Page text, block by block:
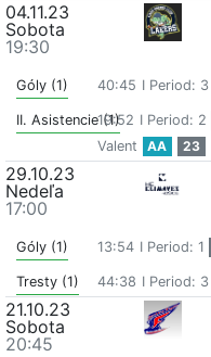
04.11.23
Sobota
19:30
Góly (1) 40:45 I Period: 3
II. Asistencie (1)
19:52 I Period: 2
Valent
AA 23
29.10.23
Nedeľa
17:00
Góly (1) 13:54 I Period: 1
Tresty (1) 44:38 I Period: 3
21.10.23
Sobota
20:45